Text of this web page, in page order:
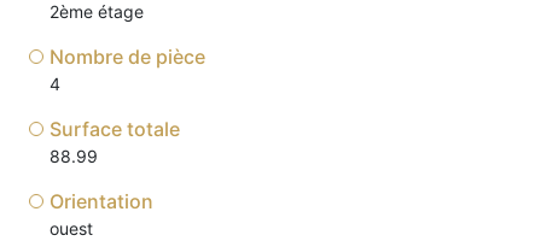
2ème étage
Nombre de pièce
4
Surface totale
88.99
Orientation
ouest